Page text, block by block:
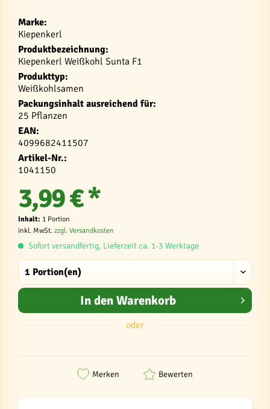
Marke:
Kiepenkerl
Produktbezeichnung:
Kiepenkerl Weißkohl Sunta F1
Produkttyp:
Weißkohlsamen
Packungsinhalt ausreichend für:
25 Pflanzen
EAN:
4099682411507
Artikel-Nr.:
1041150
3,99 € *
Inhalt: 1 Portion
inkl. MwSt. zzgl. Versandkosten
Sofort versandfertig, Lieferzeit ca. 1-3 Werktage
In den Warenkorb
oder
Merken Bewerten